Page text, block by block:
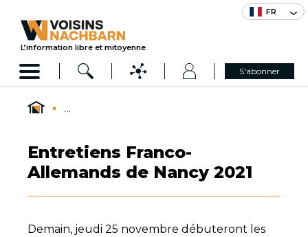
FR
L’information libre et mitoyenne
S'abonner
...
Entretiens Franco-
Allemands de Nancy 2021
Demain, jeudi 25 novembre débuteront les